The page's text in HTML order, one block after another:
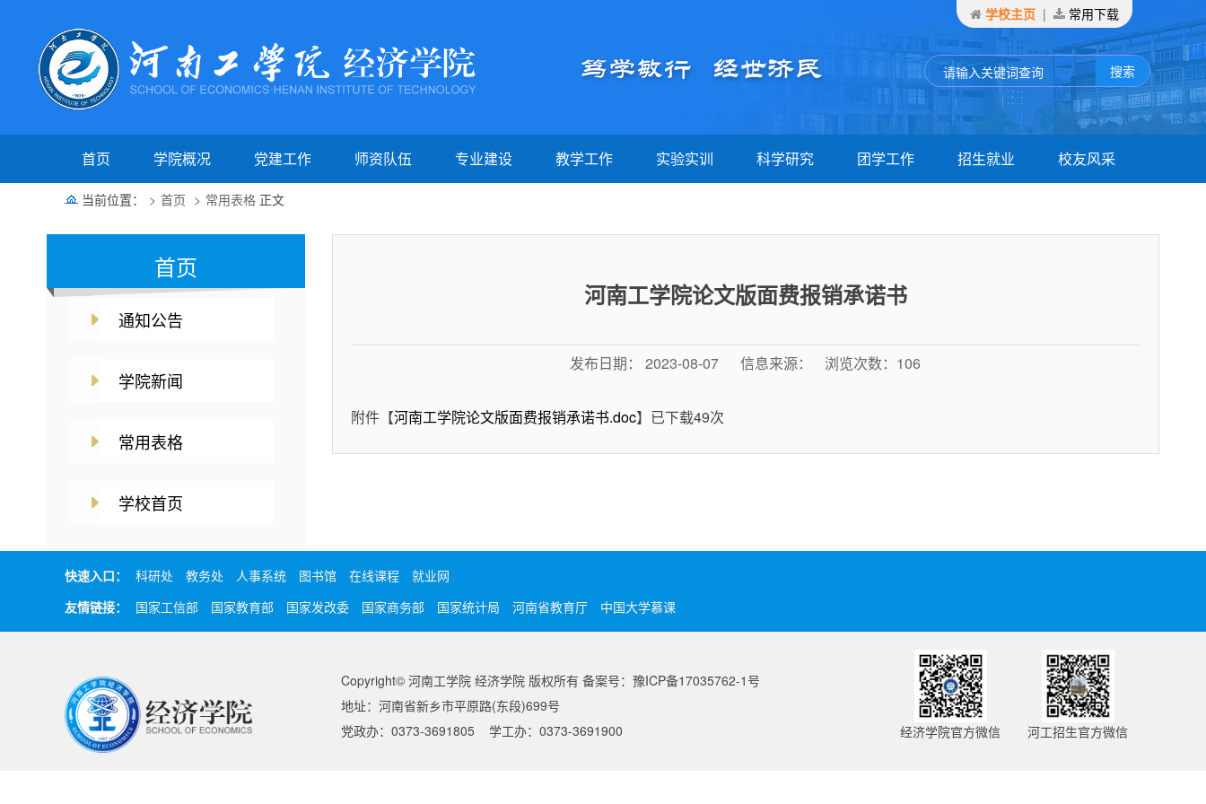
学校主页 | 常用下载
首页 学院概况
学院简介
学院领导
学院机构
党建工作
组织机构
党建信息
师资队伍
金融数学教研室
学生工作办公室
专业建设
商务经济学
国际经济与贸易（专科）
教学工作
课程思政
实验实训
校外实习基地
实践教学文件下载
科学研究
科研动态
资源下载
团学工作
学生会
招生就业
就业信息
校友风采
职业篇
当前位置： 首页 常用表格 正文
首页
通知公告
学院新闻
常用表格
学校首页
河南工学院论文版面费报销承诺书
发布日期： 2023-08-07 信息来源： 浏览次数： 106
附件【河南工学院论文版面费报销承诺书.doc】已下载49次
快速入口： 科研处 教务处 人事系统 图书馆 在线课程
就业网
友情链接：
国家工信部 国家教育部 国家发改委 国家商务部 国家统计局 河南省教育厅 中国大学慕课
Copyright© 河南工学院 经济学院 版权所有 备案号：豫ICP备17035762-1号
地址：河南省新乡市平原路(东段)699号
党政办：0373-3691805 学工办：0373-3691900
经济学院官方微信 河工招生官方微信